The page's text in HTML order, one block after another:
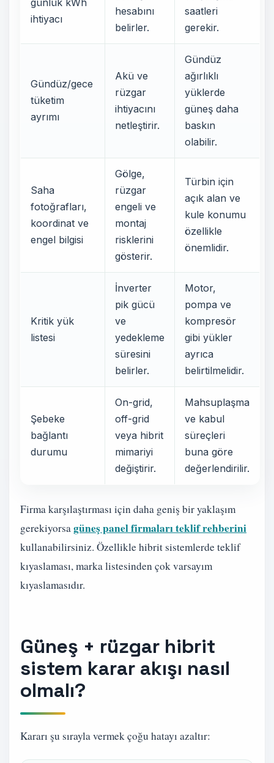
ihtiyacı
hesabını
belirler.
saatleri
gerekir.
Gündüz/gece
tüketim
ayrımı
Akü ve
rüzgar
ihtiyacını
netleştirir.
Gündüz
ağırlıklı
yüklerde
güneş daha
baskın
olabilir.
Saha
fotoğrafları,
koordinat ve
engel bilgisi
Gölge,
rüzgar
engeli ve
montaj
risklerini
gösterir.
Türbin için
açık alan ve
kule konumu
özellikle
önemlidir.
Kritik yük
listesi
İnverter
pik gücü
ve
yedekleme
süresini
belirler.
Motor,
pompa ve
kompresör
gibi yükler
ayrıca
belirtilmelidir.
Şebeke
bağlantı
durumu
On-grid,
off-grid
veya hibrit
mimariyi
değiştirir.
Mahsuplaşma
ve kabul
süreçleri
buna göre
değerlendirilir.
Firma karşılaştırması için daha geniş bir yaklaşım
gerekiyorsagüneş panel firmaları teklif rehberini
kullanabilirsiniz. Özellikle hibrit sistemlerde teklif
kıyaslaması, marka listesinden çok varsayım
kıyaslamasıdır.
Güneş + rüzgar hibrit
sistem karar akışı nasıl
olmalı?
Kararı şu sırayla vermek çoğu hatayı azaltır: